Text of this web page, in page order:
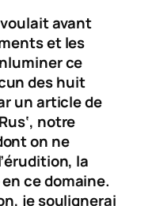
voulait avant
et les
ce
des huit
un article de
Rus‘, notre
on ne
la
ce domaine.
je soulignerai